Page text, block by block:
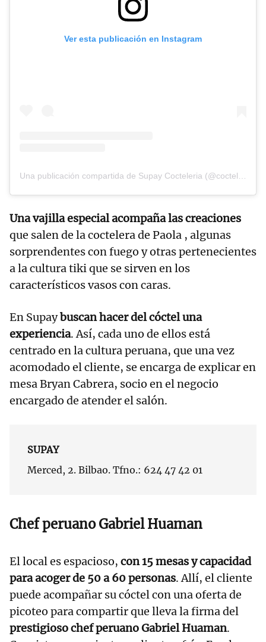
Ver esta publicación en Instagram
Una vajilla especial acompaña las creaciones
que salen de la coctelera de Paola , algunas
sorprendentes con fuego y otras pertenecientes
a la cultura tiki que se sirven en los
característicos vasos con caras.
En Supaybuscan hacer del cóctel una
experiencia. Así, cada uno de ellos está
centrado en la cultura peruana, que una vez
acomodado el cliente, se encarga de explicar en
mesa Bryan Cabrera, socio en el negocio
encargado de atender el salón.
SUPAY
Merced, 2. Bilbao. Tfno.: 624 47 42 01
Chef peruano Gabriel Huaman
El local es espacioso, con 15 mesas y capacidad
para acoger de 50 a 60 personas. Allí, el cliente
puede acompañar su cóctel con una oferta de
picoteo para compartir que lleva la firma del
prestigioso chef peruano Gabriel Huaman.